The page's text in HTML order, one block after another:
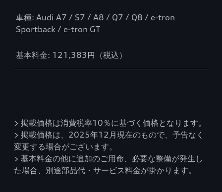
車種: Audi A7 / S7 / A8 / Q7 / Q8 / e-tron
Sportback / e-tron GT
基本料金: 121,383円（税込）
> 掲載価格は消費税率10％に基づく価格となります。
> 掲載価格は、2025年12月現在のもので、予告なく
変更する場合がございます。
> 基本料金の他に追加のご用命、必要な整備が発生し
た場合、別途部品代・サービス料金が掛かります。